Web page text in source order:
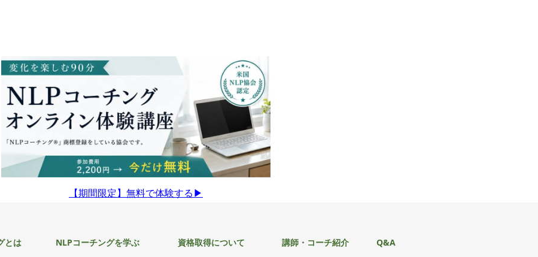
【期間限定】無料で体験する▶︎
とは NLPコーチングを学ぶ 資格取得について 講師・コーチ紹介 Q&A